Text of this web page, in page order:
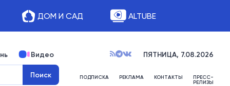
ДОМ И САД ALTUBE
Видео ПЯТНИЦА, 7.08.2026
ПОДПИСКА РЕКЛАМА КОНТАКТЫ ПРЕСС-
РЕЛИЗЫ